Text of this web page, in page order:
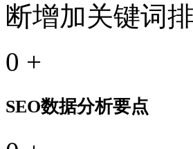
断增加关键词
0 +
SEO数据分析要点